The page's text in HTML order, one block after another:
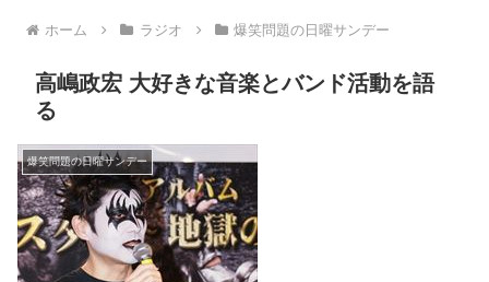
ホーム ラジオ 爆笑問題の日曜サンデー
高嶋政宏 大好きな音楽とバンド活動を語
る
爆笑問題の日曜サンデー